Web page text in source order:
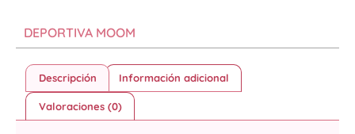
DEPORTIVA MOOM
Descripción Información adicional
Valoraciones (0)